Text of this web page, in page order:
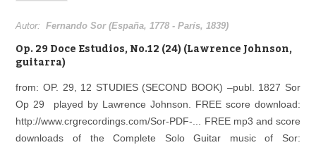
Biblioteca Diccionario
Área personal Reproductor
Autor:Fernando Sor (España, 1778 - París, 1839)
Op. 29 Doce Estudios, No.12 (24) (Lawrence Johnson,
guitarra)
from: OP. 29, 12 STUDIES (SECOND BOOK) –publ. 1827 Sor
Op 29 played by Lawrence Johnson. FREE score download:
http://www.crgrecordings.com/Sor-PDF-... FREE mp3 and score
downloads of the Complete Solo Guitar music of Sor: